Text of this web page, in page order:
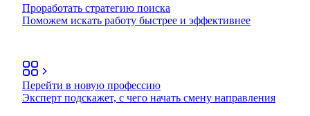
Проработать стратегию поиска
Поможем искать работу быстрее и эффективнее
Перейти в новую профессию
Эксперт подскажет, с чего начать смену направления